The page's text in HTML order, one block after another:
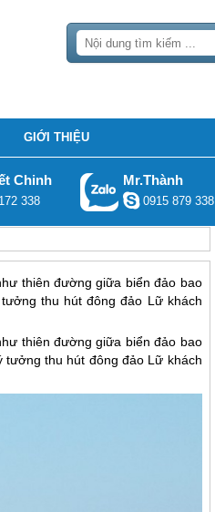
GIỚI THIỆU
Chinh
338
Mr.Thành
0915 879 338
thiên đường giữa biển đảo bao
thu hút đông đảo Lữ khách
thiên đường giữa biển đảo bao
tưởng thu hút đông đảo Lữ khách